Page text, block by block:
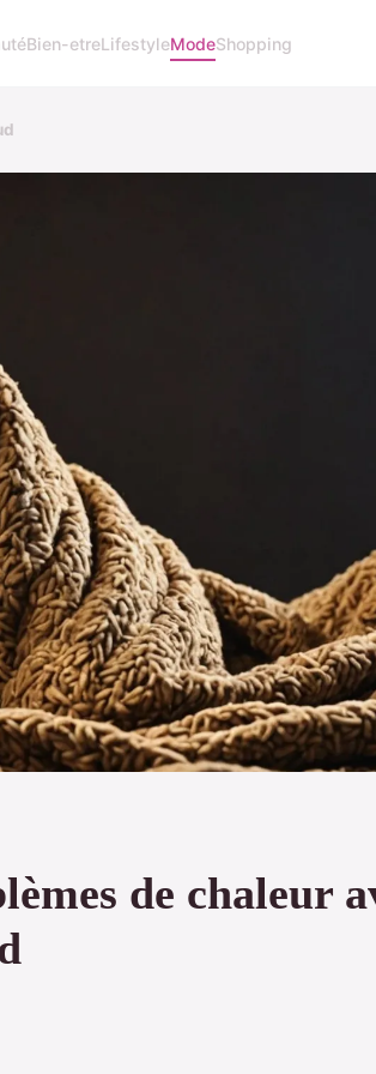
Bien-etreLifestyleModeShopping
de chaleur